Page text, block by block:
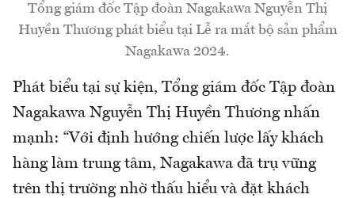
Tổng giám đốc Tập đoàn Nagakawa Nguyễn Thị
Huyền Thương phát biểu tại Lễ ra mắt bộ sản phẩm
Nagakawa 2024.
Phát biểu tại sự kiện, Tổng giám đốc Tập đoàn
Nagakawa Nguyễn Thị Huyền Thương nhấn
mạnh: “Với định hướng chiến lược lấy khách
hàng làm trung tâm, Nagakawa đã trụ vững
trên thị trường nhờ thấu hiểu và đặt khách